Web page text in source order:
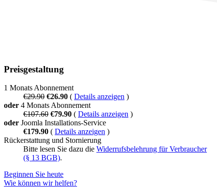
Preisgestaltung
1 Monats Abonnement
€29.90 €26.90 ( Details anzeigen )
oder 4 Monats Abonnement
€107.60 €79.90 ( Details anzeigen )
oder Joomla Installations-Service
€179.90 ( Details anzeigen )
Rückerstattung und Stornierung
Bitte lesen Sie dazu die Widerrufsbelehrung für Verbraucher
(§ 13 BGB).
Beginnen Sie heute
Wie können wir helfen?